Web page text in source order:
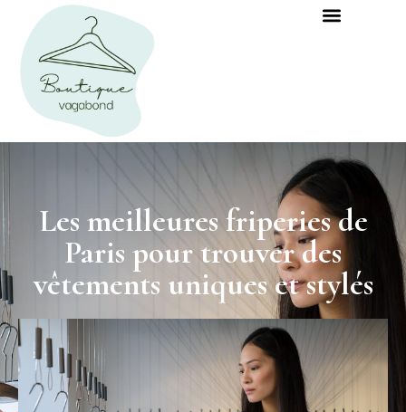
Les meilleures friperies de
Paris pour trouver des
vêtements uniques et stylés